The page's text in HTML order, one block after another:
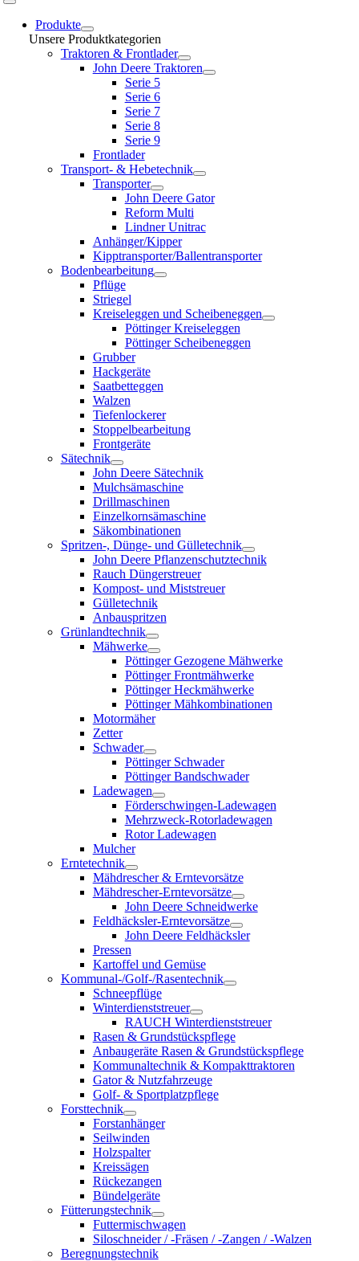
Toggle
NavigationProdukte
Unsere Produktkategorien
Traktoren & Frontlader
John Deere Traktoren
Serie 5
Serie 6
Serie 7
Serie 8
Serie 9
Frontlader
Transport- & Hebetechnik
Transporter
John Deere Gator
Reform Multi
Lindner Unitrac
Anhänger/Kipper
Kipptransporter/Ballentransporter
Bodenbearbeitung
Pflüge
Striegel
Kreiseleggen und Scheibeneggen
Pöttinger Kreiseleggen
Pöttinger Scheibeneggen
Grubber
Hackgeräte
Saatbetteggen
Walzen
Tiefenlockerer
Stoppelbearbeitung
Frontgeräte
Sätechnik
John Deere Sätechnik
Mulchsämaschine
Drillmaschinen
Einzelkornsämaschine
Säkombinationen
Spritzen-, Dünge- und Gülletechnik
John Deere Pflanzenschutztechnik
Rauch Düngerstreuer
Kompost- und Miststreuer
Gülletechnik
Anbauspritzen
Grünlandtechnik
Mähwerke
Pöttinger Gezogene Mähwerke
Pöttinger Frontmähwerke
Pöttinger Heckmähwerke
Pöttinger Mähkombinationen
Motormäher
Zetter
Schwader
Pöttinger Schwader
Pöttinger Bandschwader
Ladewagen
Förderschwingen-Ladewagen
Mehrzweck-Rotorladewagen
Rotor Ladewagen
Mulcher
Erntetechnik
Mähdrescher & Erntevorsätze
Mähdrescher-Erntevorsätze
John Deere Schneidwerke
Feldhäcksler-Erntevorsätze
John Deere Feldhäcksler
Pressen
Kartoffel und Gemüse
Kommunal-/Golf-/Rasentechnik
Schneepflüge
Winterdienststreuer
RAUCH Winterdienststreuer
Rasen & Grundstückspflege
Anbaugeräte Rasen & Grundstückspflege
Kommunaltechnik & Kompakttraktoren
Gator & Nutzfahrzeuge
Golf- & Sportplatzpflege
Forsttechnik
Forstanhänger
Seilwinden
Holzspalter
Kreissägen
Rückezangen
Bündelgeräte
Fütterungstechnik
Futtermischwagen
Siloschneider / -Fräsen / -Zangen / -Walzen
Beregnungstechnik